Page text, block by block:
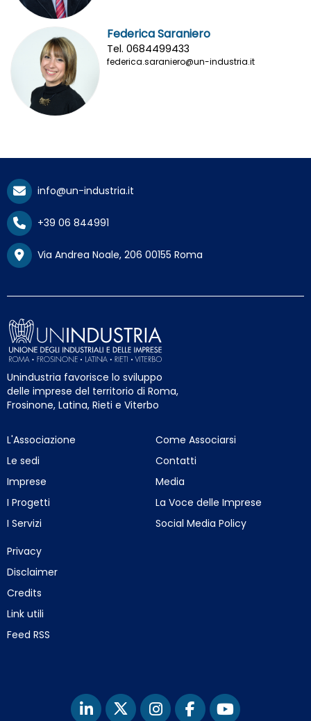
Federica Saraniero
Tel. 0684499433
federica.saraniero@un-industria.it
info@un-industria.it
+39 06 844991
Via Andrea Noale, 206 00155 Roma
Unindustria favorisce lo sviluppo
delle imprese del territorio di Roma,
Frosinone, Latina, Rieti e Viterbo
L'Associazione
Le sedi
Imprese
I Progetti
I Servizi
Come Associarsi
Contatti
Media
La Voce delle Imprese
Social Media Policy
Privacy
Disclaimer
Credits
Link utili
Feed RSS